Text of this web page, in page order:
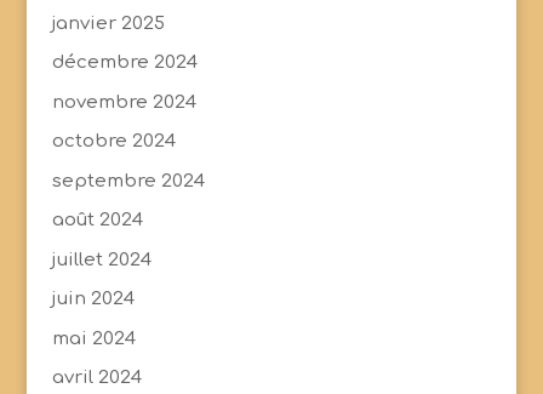
janvier 2025
décembre 2024
novembre 2024
octobre 2024
septembre 2024
août 2024
juillet 2024
juin 2024
mai 2024
avril 2024